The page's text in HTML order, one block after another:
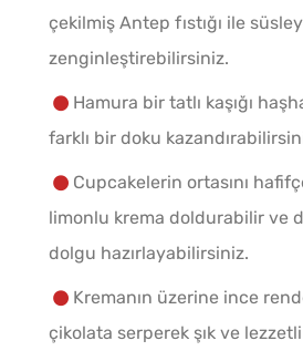
çekilmiş Antep fıstığı ile
zenginleştirebilirsiniz.
Hamura bir tatlı kaşığı
farklı bir doku
Cupcakelerin ortasını
limonlu krema doldurabilir ve
dolgu hazırlayabilirsiniz.
Kremanın üzerine ince
çikolata serperek şık ve